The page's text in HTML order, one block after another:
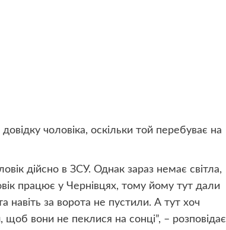
чоловіка, оскільки той перебуває на
дійсно в ЗСУ. Однак зараз немає світла,
працює у Чернівцях, тому йому тут дали
навіть за ворота не пустили. А тут хоч
вони не пеклися на сонці”, – розповідає